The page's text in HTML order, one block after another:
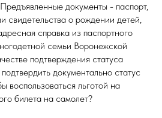
документы - паспорт,
свидетельства о рождении детей,
справка из паспортного
семьи Воронежской
подтверждения статуса
документально статус
воспользоваться льготой на
билета на самолет?